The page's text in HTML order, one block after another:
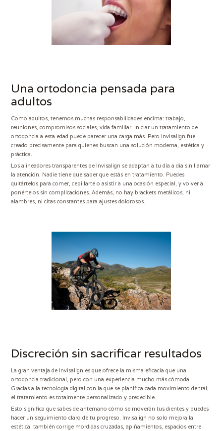
Una ortodoncia pensada para
adultos
Como adultos, tenemos muchas responsabilidades encima: trabajo,
reuniones, compromisos sociales, vida familiar. Iniciar un tratamiento de
ortodoncia a esta edad puede parecer una carga más. Pero Invisalign fue
creado precisamente para quienes buscan una solución moderna, estética y
práctica.
Los alineadores transparentes de Invisalign se adaptan a tu día a día sin llamar
la atención. Nadie tiene que saber que estás en tratamiento. Puedes
quitártelos para comer, cepillarte o asistir a una ocasión especial, y volver a
ponértelos sin complicaciones. Además, no hay brackets metálicos, ni
alambres, ni citas constantes para ajustes dolorosos.
Discreción sin sacrificar resultados
La gran ventaja de Invisalign es que ofrece la misma eficacia que una
ortodoncia tradicional, pero con una experiencia mucho más cómoda.
Gracias a la tecnología digital con la que se planifica cada movimiento dental,
el tratamiento es totalmente personalizado y predecible.
Esto significa que sabes de antemano cómo se moverán tus dientes y puedes
hacer un seguimiento claro de tu progreso. Invisalign no solo mejora la
estética: también corrige mordidas cruzadas, apiñamientos, espacios entre